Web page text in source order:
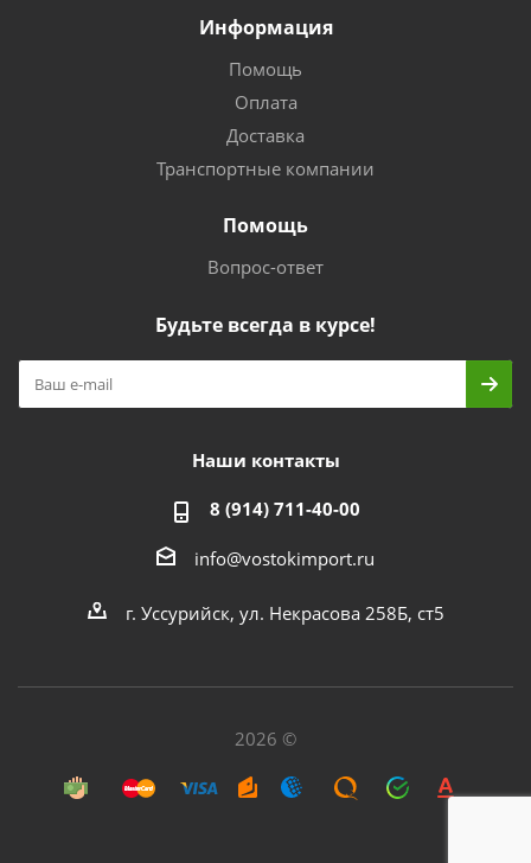
Информация
Помощь
Оплата
Доставка
Транспортные компании
Помощь
Вопрос-ответ
Будьте всегда в курсе!
Наши контакты
8 (914) 711-40-00
info@vostokimport.ru
г. Уссурийск, ул. Некрасова 258Б, ст5
2026 ©